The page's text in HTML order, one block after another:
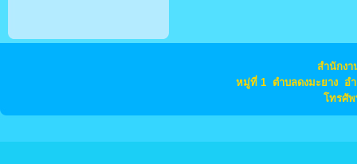
สำนักงา
หมู่ที่ 1 ตำบลดงมะยาง อ
โทรศัพ